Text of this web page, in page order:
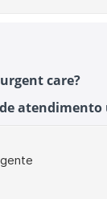
care?
atendimento